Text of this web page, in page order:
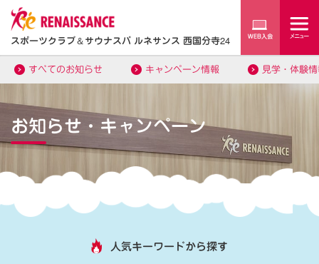
スポーツクラブ＆サウナスパ ルネサンス 西国分寺24
すべてのお知らせ キャンペーン情報 見学・体験
お知らせ・キャンペーン
人気キーワードから探す